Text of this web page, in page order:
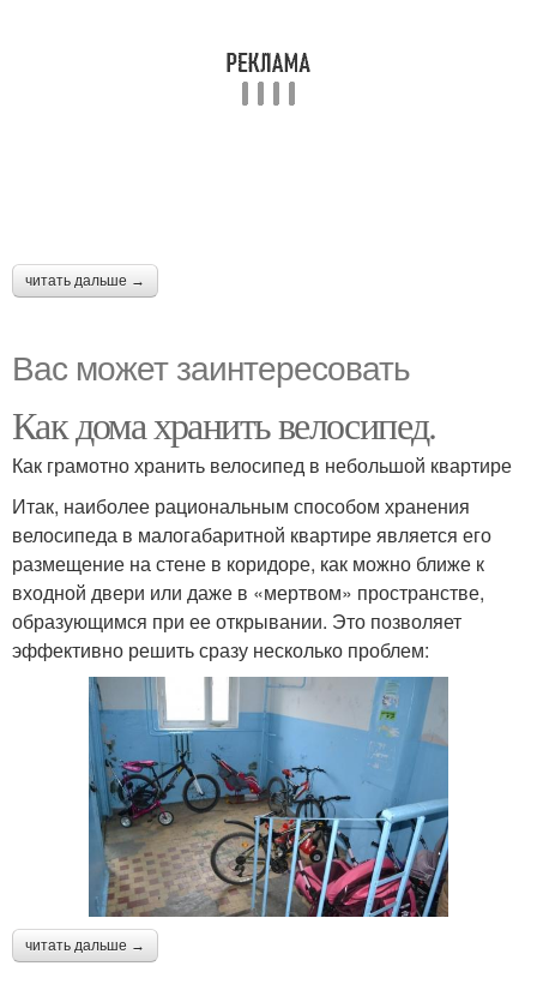
читать дальше →
Вас может заинтересовать
Как дома хранить велосипед.
Как грамотно хранить велосипед в небольшой квартире
Итак, наиболее рациональным способом хранения
велосипеда в малогабаритной квартире является его
размещение на стене в коридоре, как можно ближе к
входной двери или даже в «мертвом» пространстве,
образующимся при ее открывании. Это позволяет
эффективно решить сразу несколько проблем:
читать дальше →